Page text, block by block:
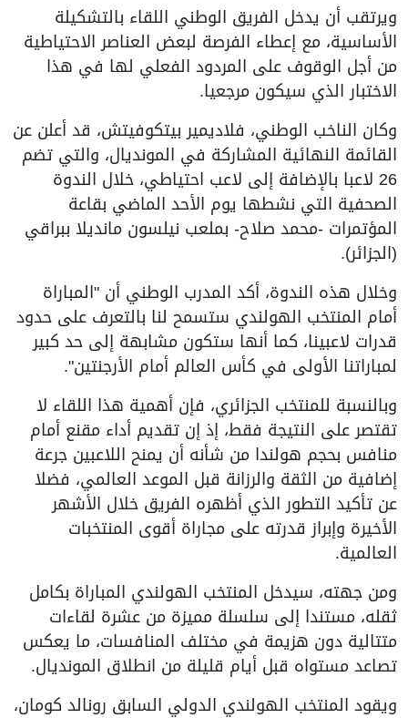
ويرتقب أن يدخل الفريق الوطني اللقاء بالتشكيلة
الأساسية، مع إعطاء الفرصة لبعض العناصر الاحتياطية
من أجل الوقوف على المردود الفعلي لها في هذا
الاختبار الذي سيكون مرجعيا.
وكان الناخب الوطني، فلاديمير بيتكوفيتش، قد أعلن عن
القائمة النهائية المشاركة في المونديال، والتي تضم
26 لاعبا بالإضافة إلى لاعب احتياطي، خلال الندوة
الصحفية التي نشطها يوم الأحد الماضي بقاعة
المؤتمرات -محمد صلاح- بملعب نيلسون مانديلا ببراقي
(الجزائر).
وخلال هذه الندوة، أكد المدرب الوطني أن "المباراة
أمام المنتخب الهولندي ستسمح لنا بالتعرف على حدود
قدرات لاعبينا، كما أنها ستكون مشابهة إلى حد كبير
لمباراتنا الأولى في كأس العالم أمام الأرجنتين".
وبالنسبة للمنتخب الجزائري، فإن أهمية هذا اللقاء لا
تقتصر على النتيجة فقط، إذ إن تقديم أداء مقنع أمام
منافس بحجم هولندا من شأنه أن يمنح اللاعبين جرعة
إضافية من الثقة والرزانة قبل الموعد العالمي، فضلا
عن تأكيد التطور الذي أظهره الفريق خلال الأشهر
الأخيرة وإبراز قدرته على مجاراة أقوى المنتخبات
العالمية.
ومن جهته، سيدخل المنتخب الهولندي المباراة بكامل
ثقله، مستندا إلى سلسلة مميزة من عشرة لقاءات
متتالية دون هزيمة في مختلف المنافسات، ما يعكس
تصاعد مستواه قبل أيام قليلة من انطلاق المونديال.
ويقود المنتخب الهولندي الدولي السابق رونالد كومان،